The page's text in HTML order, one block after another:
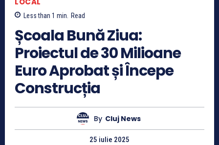
Less than 1 min. Read
Școala Bună Ziua:
Proiectul de 30 Milioane
Euro Aprobat și Începe
Construcția
By Cluj News
25 iulie 2025